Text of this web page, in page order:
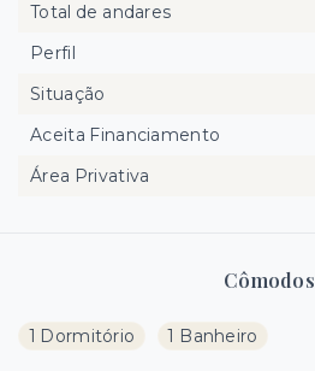
Cômodos
1 Dormitório 1 Banheiro
Total de andares
Perfil
Situação
Aceita Financiamento
Área Privativa